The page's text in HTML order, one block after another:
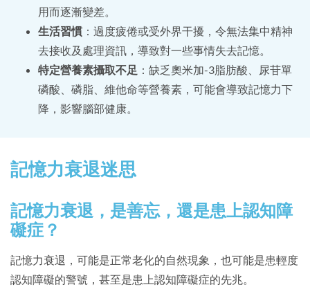
用而逐漸變差。
生活習慣 ：過度疲倦或受外界干擾，令無法集中精神
去接收及處理資訊，導致對一些事情失去記憶。
特定營養素攝取不足 ：缺乏奧米加-3脂肪酸、尿苷單
磷酸、磷脂、維他命等營養素，可能會導致記憶力下
降，影響腦部健康。
記憶力衰退迷思
記憶力衰退，是善忘，還是患上認知障
礙症？
記憶力衰退，可能是正常老化的自然現象，也可能是患輕度
認知障礙的警號，甚至是患上認知障礙症的先兆。